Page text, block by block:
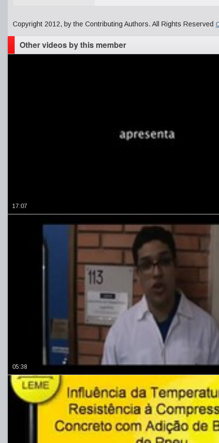
Copyright 2012, by the Contributing Authors. All Rights Reserved
Other videos by this member
17:07
05:38